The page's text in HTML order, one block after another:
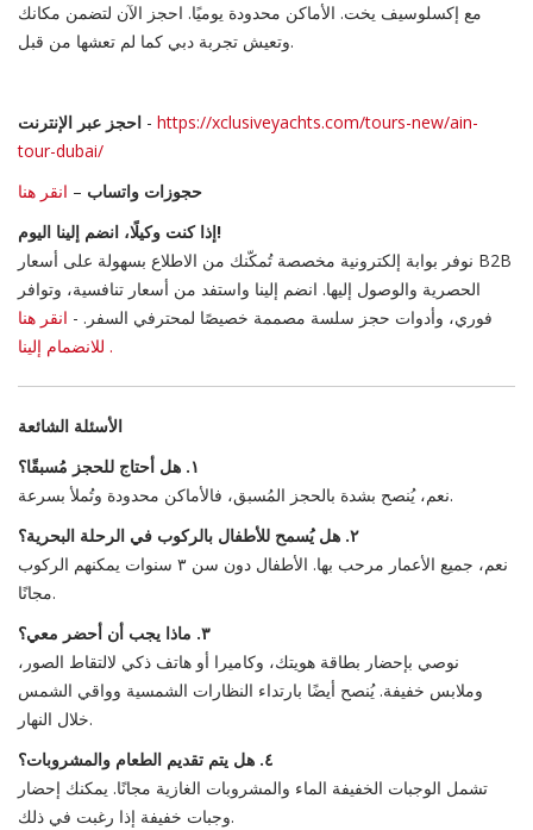
مع إكسلوسيف يخت. الأماكن محدودة يوميًا. احجز الآن لتضمن مكانك
وتعيش تجربة دبي كما لم تعشها من قبل.
- https://xclusiveyachts.com/tours-new/ain-
tour-dubai/
حجوزات واتساب – انقر هنا
إذا كنت وكيلًا، انضم إلينا اليوم!
نوفر بوابة إلكترونية مخصصة تُمكّنك من الاطلاع بسهولة على أسعار B2B
الحصرية والوصول إليها. انضم إلينا واستفد من أسعار تنافسية، وتوافر
فوري، وأدوات حجز سلسة مصممة خصيصًا لمحترفي السفر. - انقر هنا
للانضمام إلينا .
الأسئلة الشائعة
١. هل أحتاج للحجز مُسبقًا؟
نعم، يُنصح بشدة بالحجز المُسبق، فالأماكن محدودة وتُملأ بسرعة.
٢. هل يُسمح للأطفال بالركوب في الرحلة البحرية؟
نعم، جميع الأعمار مرحب بها. الأطفال دون سن ٣ سنوات يمكنهم الركوب
مجانًا.
٣. ماذا يجب أن أحضر معي؟
نوصي بإحضار بطاقة هويتك، وكاميرا أو هاتف ذكي لالتقاط الصور،
وملابس خفيفة. يُنصح أيضًا بارتداء النظارات الشمسية وواقي الشمس
خلال النهار.
٤. هل يتم تقديم الطعام والمشروبات؟
تشمل الوجبات الخفيفة الماء والمشروبات الغازية مجانًا. يمكنك إحضار
وجبات خفيفة إذا رغبت في ذلك.